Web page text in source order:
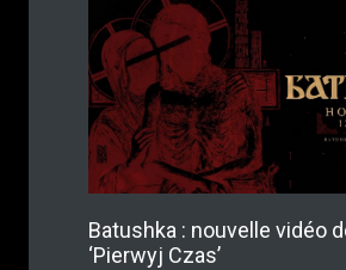
Batushka : nouvelle vidéo
‘Pierwyj Czas’